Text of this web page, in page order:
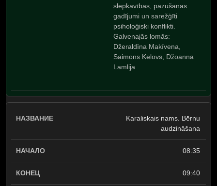
slepkavības, pazušanas
gadījumi un sarežģīti
psiholoģiski konflikti.
Galvenajās lomās:
Džeraldīna Makīvena,
Saimons Kelovs, Džoanna
Lamlija
Karaliskais nams. Bērnu
audzināšana
08:35
09:40